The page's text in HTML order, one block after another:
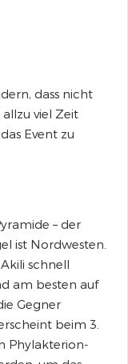
dass nicht
viel Zeit
Event zu
– der
ist Nordwesten.
schnell
am besten auf
Gegner
beim 3.
Phylakterion-